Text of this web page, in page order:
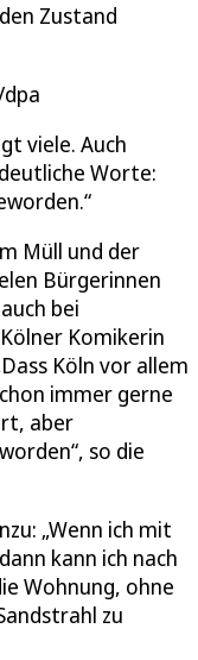
Zustand
viele. Auch
Worte:
Müll und der
Bürgerinnen
bei
Komikerin
Köln vor allem
immer gerne
aber
so die
„Wenn ich mit
kann ich nach
Wohnung, ohne
zu